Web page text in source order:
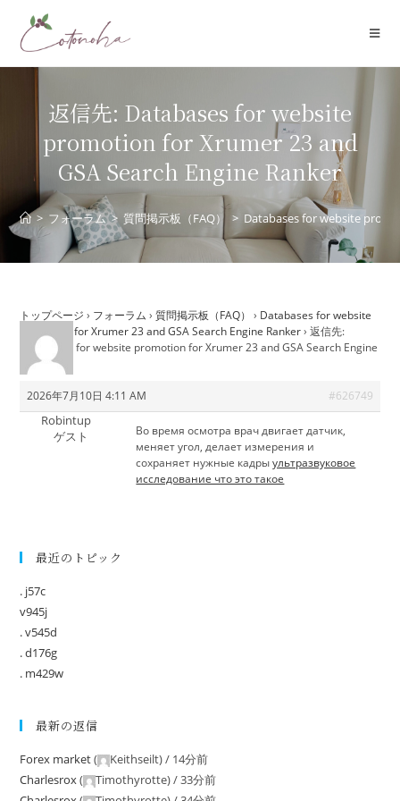
返信先: Databases for website
promotion for Xrumer 23 and
GSA Search Engine Ranker
> フォーラム > 質問掲示板（FAQ） > Databases for website
トップページ › フォーラム › 質問掲示板（FAQ） › Databases for website
promotion for Xrumer 23 and GSA Search Engine Ranker › 返信先:
Databases for website promotion for Xrumer 23 and GSA Search Engine
Ranker
2026年7月10日 4:11 AM #626749
Robintup
ゲスト
Во время осмотра врач двигает датчик,
меняет угол, делает измерения и
сохраняет нужные кадрыультразвуковое
исследование что это такое
最近のトピック
. j57c
v945j
. v545d
. d176g
. m429w
最新の返信
Forex market( Keithseilt) / 14分前
Charlesrox( Timothyrotte) /33分前